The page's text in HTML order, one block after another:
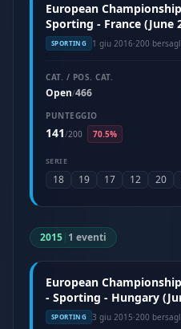
European
Sporting - France (June
SPORTING 1 giu 2016·200
CAT. / POS. CAT.
Open/466
PUNTEGGIO
141/200 70.5%
SERIE
18 19 17 12 20
2015| 1 eventi
European
- Sporting - Hungary
SPORTING 3 giu 2015·200